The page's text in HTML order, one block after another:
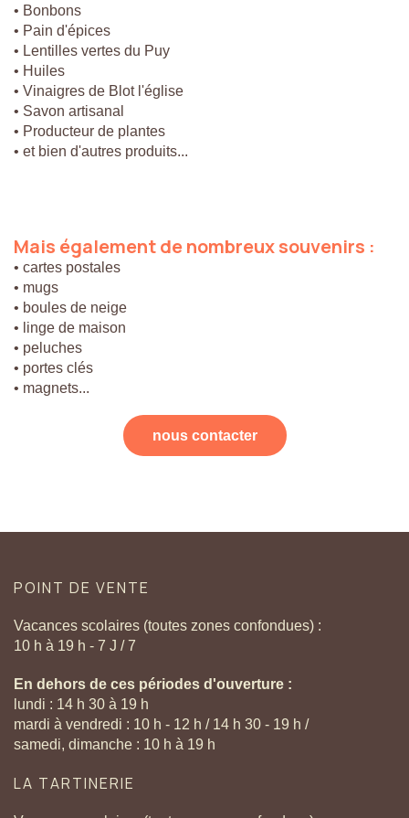
• Bonbons
• Pain d'épices
• Lentilles vertes du Puy
• Huiles
• Vinaigres de Blot l'église
• Savon artisanal
• Producteur de plantes
• et bien d'autres produits...
Mais égalementdenombreuxsouvenirs :
• cartes postales
• mugs
• boules de neige
• linge de maison
• peluches
• portes clés
• magnets...
nous contacter
POINT DE VENTE
Vacances scolaires (toutes zones confondues) :
10 h à 19 h - 7 J / 7
En dehors de ces périodes d'ouverture :
lundi : 14 h 30 à 19 h
mardi à vendredi : 10 h - 12 h / 14 h 30 - 19 h /
samedi, dimanche : 10 h à 19 h
LA TARTINERIE